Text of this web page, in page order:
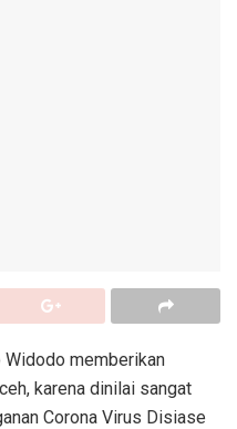
memberikan
karena dinilai sangat
Corona Virus Disiase